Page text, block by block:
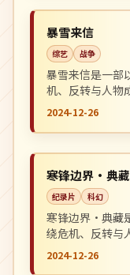
日本
暴雪来信
综艺 战争
暴雪来信是一部
机、反转与人物
观看。
2024-12-26
中国
寒锋边界·典藏
纪录片 科幻
寒锋边界·典藏
绕危机、反转与
推荐观看。
2024-12-26